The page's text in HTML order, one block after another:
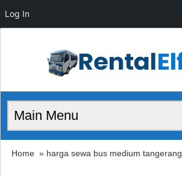
Home » harga sewa bus medium tangerang
Log In